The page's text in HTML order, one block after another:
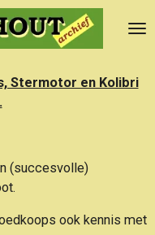
Stermotor en Kolibri
(succesvolle)
ook kennis met